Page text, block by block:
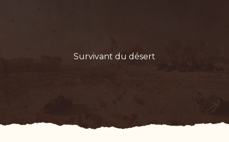
Survivant du désert